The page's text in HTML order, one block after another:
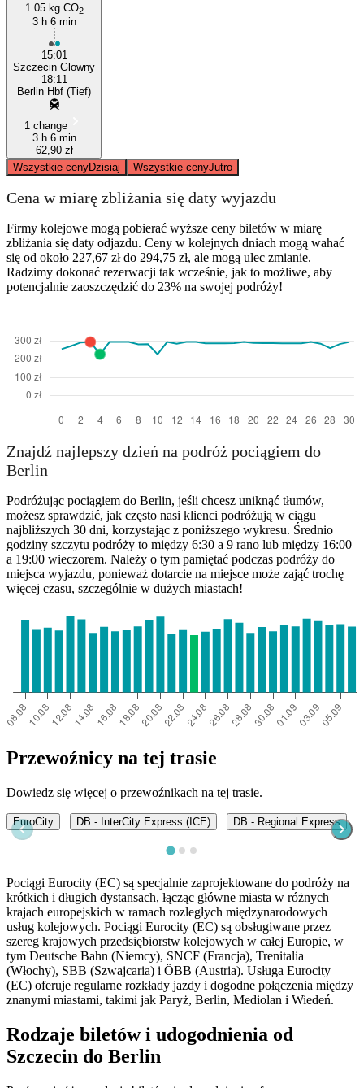
1.05 kg CO2
3 h 6 min
15:01
Szczecin Glowny
18:11
Berlin Hbf (Tief)
1 change
3 h 6 min
62,90 zł
Wszystkie cenyDzisiaj Wszystkie cenyJutro
Cena w miarę zbliżania się daty wyjazdu
Firmy kolejowe mogą pobierać wyższe ceny biletów w miarę
zbliżania się daty odjazdu. Ceny w kolejnych dniach mogą wahać
się od około 227,67 zł do 294,75 zł, ale mogą ulec zmianie.
Radzimy dokonać rezerwacji tak wcześnie, jak to możliwe, aby
potencjalnie zaoszczędzić do 23% na swojej podróży!
Znajdź najlepszy dzień na podróż pociągiem do
Berlin
Podróżując pociągiem do Berlin, jeśli chcesz uniknąć tłumów,
możesz sprawdzić, jak często nasi klienci podróżują w ciągu
najbliższych 30 dni, korzystając z poniższego wykresu. Średnio
godziny szczytu podróży to między 6:30 a 9 rano lub między 16:00
a 19:00 wieczorem. Należy o tym pamiętać podczas podróży do
miejsca wyjazdu, ponieważ dotarcie na miejsce może zająć trochę
więcej czasu, szczególnie w dużych miastach!
Przewoźnicy na tej trasie
Dowiedz się więcej o przewoźnikach na tej trasie.
EuroCity DB - InterCity Express (ICE) DB - Regional Express
Pociągi Eurocity (EC) są specjalnie zaprojektowane do podróży na
krótkich i długich dystansach, łącząc główne miasta w różnych
krajach europejskich w ramach rozległych międzynarodowych
usług kolejowych. Pociągi Eurocity (EC) są obsługiwane przez
szereg krajowych przedsiębiorstw kolejowych w całej Europie, w
tym Deutsche Bahn (Niemcy), SNCF (Francja), Trenitalia
(Włochy), SBB (Szwajcaria) i ÖBB (Austria). Usługa Eurocity
(EC) oferuje regularne rozkłady jazdy i dogodne połączenia między
znanymi miastami, takimi jak Paryż, Berlin, Mediolan i Wiedeń.
Rodzaje biletów i udogodnienia od
Szczecin do Berlin